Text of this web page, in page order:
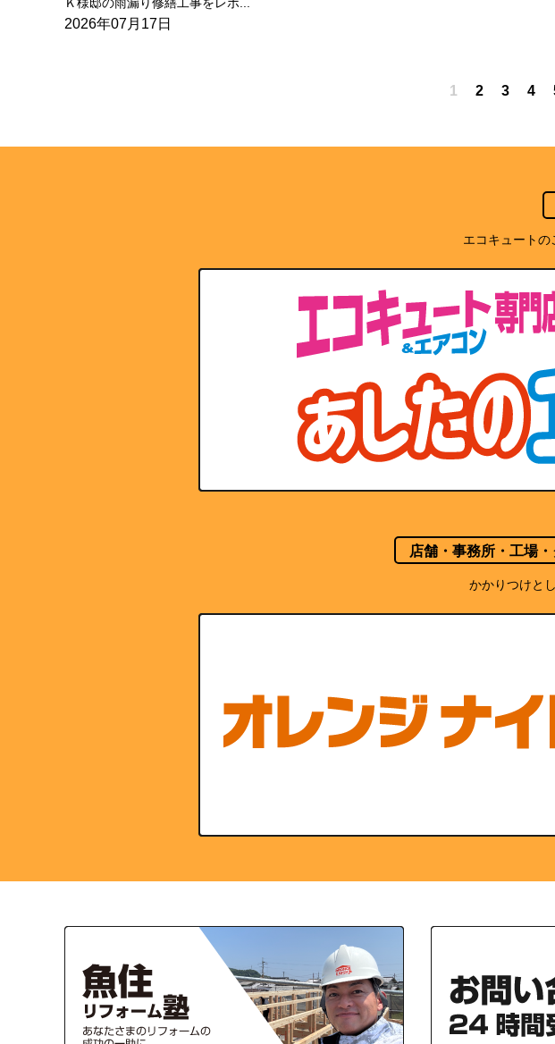
Ｋ様邸の雨漏り修繕工事をレポ...
2026年07月17日
1 2 3 4
エコキュートの
店舗・事務所・工場
かかりつけと